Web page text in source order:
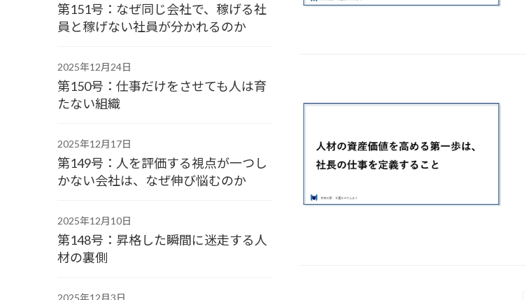
第151号：なぜ同じ会社で、稼げる社
員と稼げない社員が分かれるのか
2025年12月24日
第150号：仕事だけをさせても人は育
たない組織
2025年12月17日
第149号：人を評価する視点が一つし
かない会社は、なぜ伸び悩むのか
2025年12月10日
第148号：昇格した瞬間に迷走する人
材の裏側
2025年12月3日